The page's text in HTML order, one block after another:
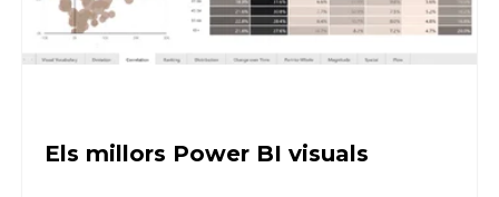
Els millors Power BI visuals